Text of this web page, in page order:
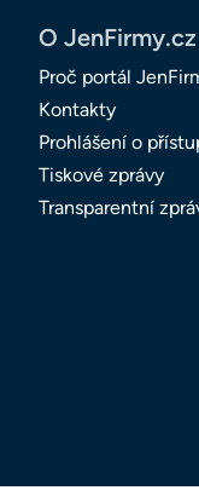
O JenFirmy.cz
Proč portál
Kontakty
Prohlášení o
Tiskové zprávy
Transparentní